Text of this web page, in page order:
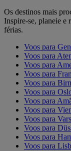
Os destinos mais
Inspire-se, planeie e
férias.
Voos para
Voos para
Voos para
Voos para
Voos para
Voos para
Voos para
Voos para
Voos para
Voos para
Voos para
Voos para